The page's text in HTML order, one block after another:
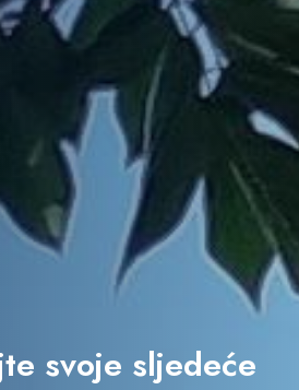
svoje sljedeće